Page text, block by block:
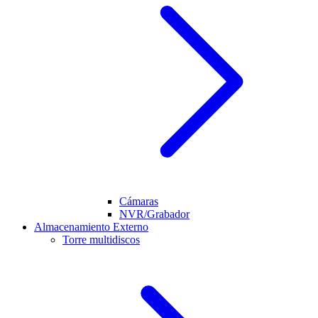
Cámaras
NVR/Grabador
Almacenamiento Externo
Torre multidiscos